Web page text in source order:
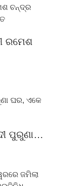
ରମେଶ
ପୁରୁଣା…